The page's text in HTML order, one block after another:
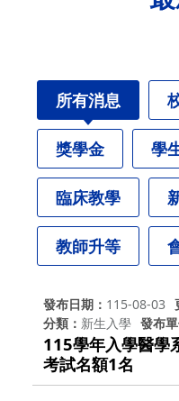
所有消息
獎學金 學
臨床教學
教師升等
發布日期 115-08-03
分類
新生入學 發布
115學年入學醫學
考試名額1名